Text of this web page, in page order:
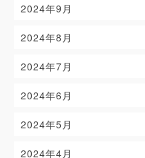
2024年9月
2024年8月
2024年7月
2024年6月
2024年5月
2024年4月